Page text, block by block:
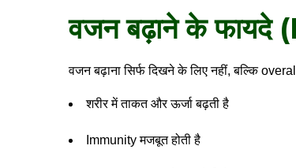
वजन बढ़ाने के
वजन बढ़ाना सिर्फ दिखने के लिए नहीं, बल्कि
शरीर में ताकत और ऊर्जा बढ़ती है
Immunity मजबूत होती है